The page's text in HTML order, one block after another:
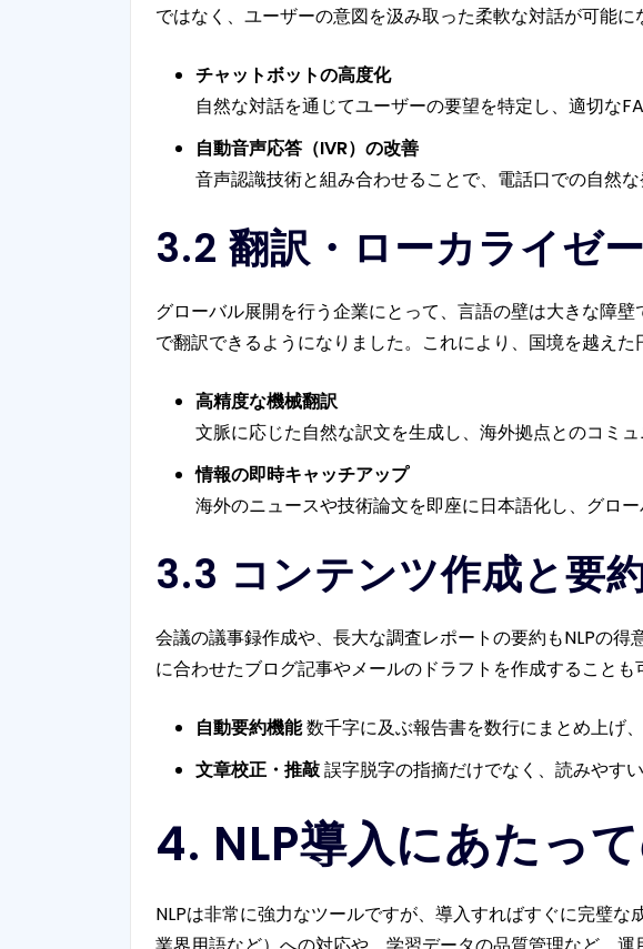
ではなく、ユーザーの意図を汲み取った柔軟な対話が可能
チャットボットの高度化
自然な対話を通じてユーザーの要望を特定し、適切な
自動音声応答（IVR）の改善
音声認識技術と組み合わせることで、電話口での自然
3.2 翻訳・ローカライゼ
グローバル展開を行う企業にとって、言語の壁は大きな障
で翻訳できるようになりました。これにより、国境を越えた
高精度な機械翻訳
文脈に応じた自然な訳文を生成し、海外拠点とのコミ
情報の即時キャッチアップ
海外のニュースや技術論文を即座に日本語化し、グロ
3.3 コンテンツ作成と要
会議の議事録作成や、長大な調査レポートの要約もNLPの
に合わせたブログ記事やメールのドラフトを作成することも
自動要約機能数千字に及ぶ報告書を数行にまとめ上げ
文章校正・推敲誤字脱字の指摘だけでなく、読みやす
4. NLP導入にあたっ
NLPは非常に強力なツールですが、導入すればすぐに完璧